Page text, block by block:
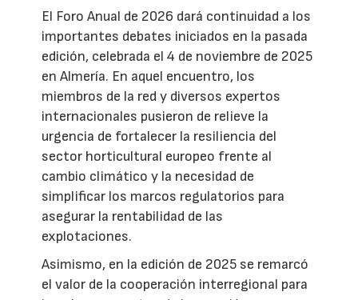
El Foro Anual de 2026 dará continuidad a los
importantes debates iniciados en la pasada
edición, celebrada el 4 de noviembre de 2025
en Almería. En aquel encuentro, los
miembros de la red y diversos expertos
internacionales pusieron de relieve la
urgencia de fortalecer la resiliencia del
sector horticultural europeo frente al
cambio climático y la necesidad de
simplificar los marcos regulatorios para
asegurar la rentabilidad de las
explotaciones.
Asimismo, en la edición de 2025 se remarcó
el valor de la cooperación interregional para